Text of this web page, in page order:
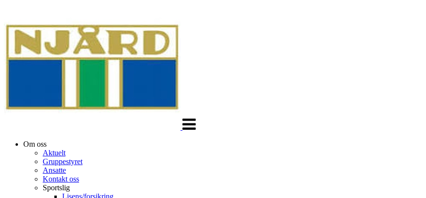
Om oss
Aktuelt
Gruppestyret
Ansatte
Kontakt oss
Sportslig
Lisens/forsikring